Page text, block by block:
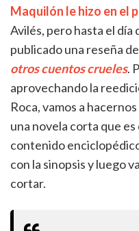
Maquilón le hizo en el
Avilés, pero hasta el día
publicado una reseña
otros cuentos crueles.
aprovechando la
Roca, vamos a
una novela corta que
contenido
con la sinopsis y luego
cortar.